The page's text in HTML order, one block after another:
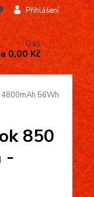
Přihlášení
0ks
0,00 Kč
56Wh
850
-